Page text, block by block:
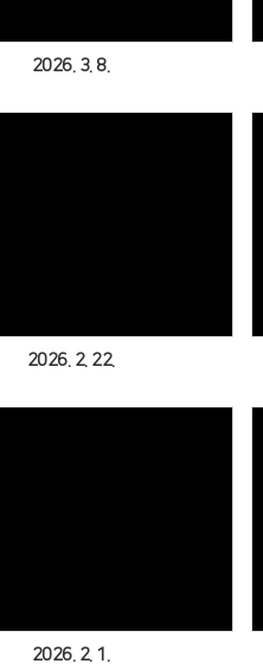
2026. 3. 8.
2026. 2. 22.
2026. 2. 1.